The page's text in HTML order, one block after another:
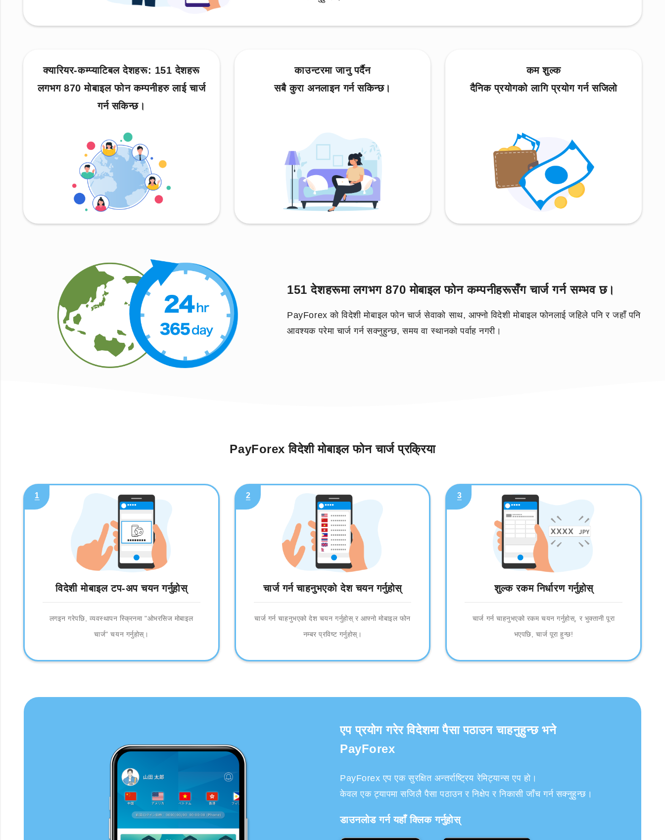
क्यारियर-कम्प्याटिबल देशहरू: 151 देशहरू
लगभग 870 मोबाइल फोन कम्पनीहरु लाई चार्ज
गर्न सकिन्छ।
काउन्टरमा जानु पर्दैन
सबै कुरा अनलाइन गर्न सकिन्छ।
कम शुल्क
दैनिक प्रयोगको लागि प्रयोग गर्न सजिलो
151 देशहरूमा लगभग 870 मोबाइल फोन कम्पनीहरूसँग चार्ज गर्न सम्भव छ।
PayForex को विदेशी मोबाइल फोन चार्ज सेवाको साथ, आफ्नो विदेशी मोबाइल फोनलाई जहिले पनि र जहाँ पनि
आवश्यक परेमा चार्ज गर्न सक्नुहुन्छ, समय वा स्थानको पर्वाह नगरी।
PayForex विदेशी मोबाइल फोन चार्ज प्रक्रिया
1
विदेशी मोबाइल टप-अप चयन गर्नुहोस्
लगइन गरेपछि, व्यवस्थापन स्क्रिनमा "ओभरसिज मोबाइल
चार्ज" चयन गर्नुहोस्।
2
चार्ज गर्न चाहनुभएको देश चयन गर्नुहोस्
चार्ज गर्न चाहनुभएको देश चयन गर्नुहोस् र आफ्नो मोबाइल फोन
नम्बर प्रविष्ट गर्नुहोस्।
3
शुल्क रकम निर्धारण गर्नुहोस्
चार्ज गर्न चाहनुभएको रकम चयन गर्नुहोस्, र भुक्तानी पूरा
भएपछि, चार्ज पूरा हुन्छ!
एप प्रयोग गरेर विदेशमा पैसा पठाउन चाहनुहुन्छ भने
PayForex
PayForex एप एक सुरक्षित अन्तर्राष्ट्रिय रेमिट्यान्स एप हो।
केवल एक ट्यापमा सजिलै पैसा पठाउन र निक्षेप र निकासी जाँच गर्न सक्नुहुन्छ।
डाउनलोड गर्न यहाँ क्लिक गर्नुहोस्